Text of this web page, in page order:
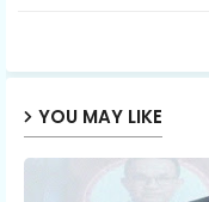
YOU MAY LIKE